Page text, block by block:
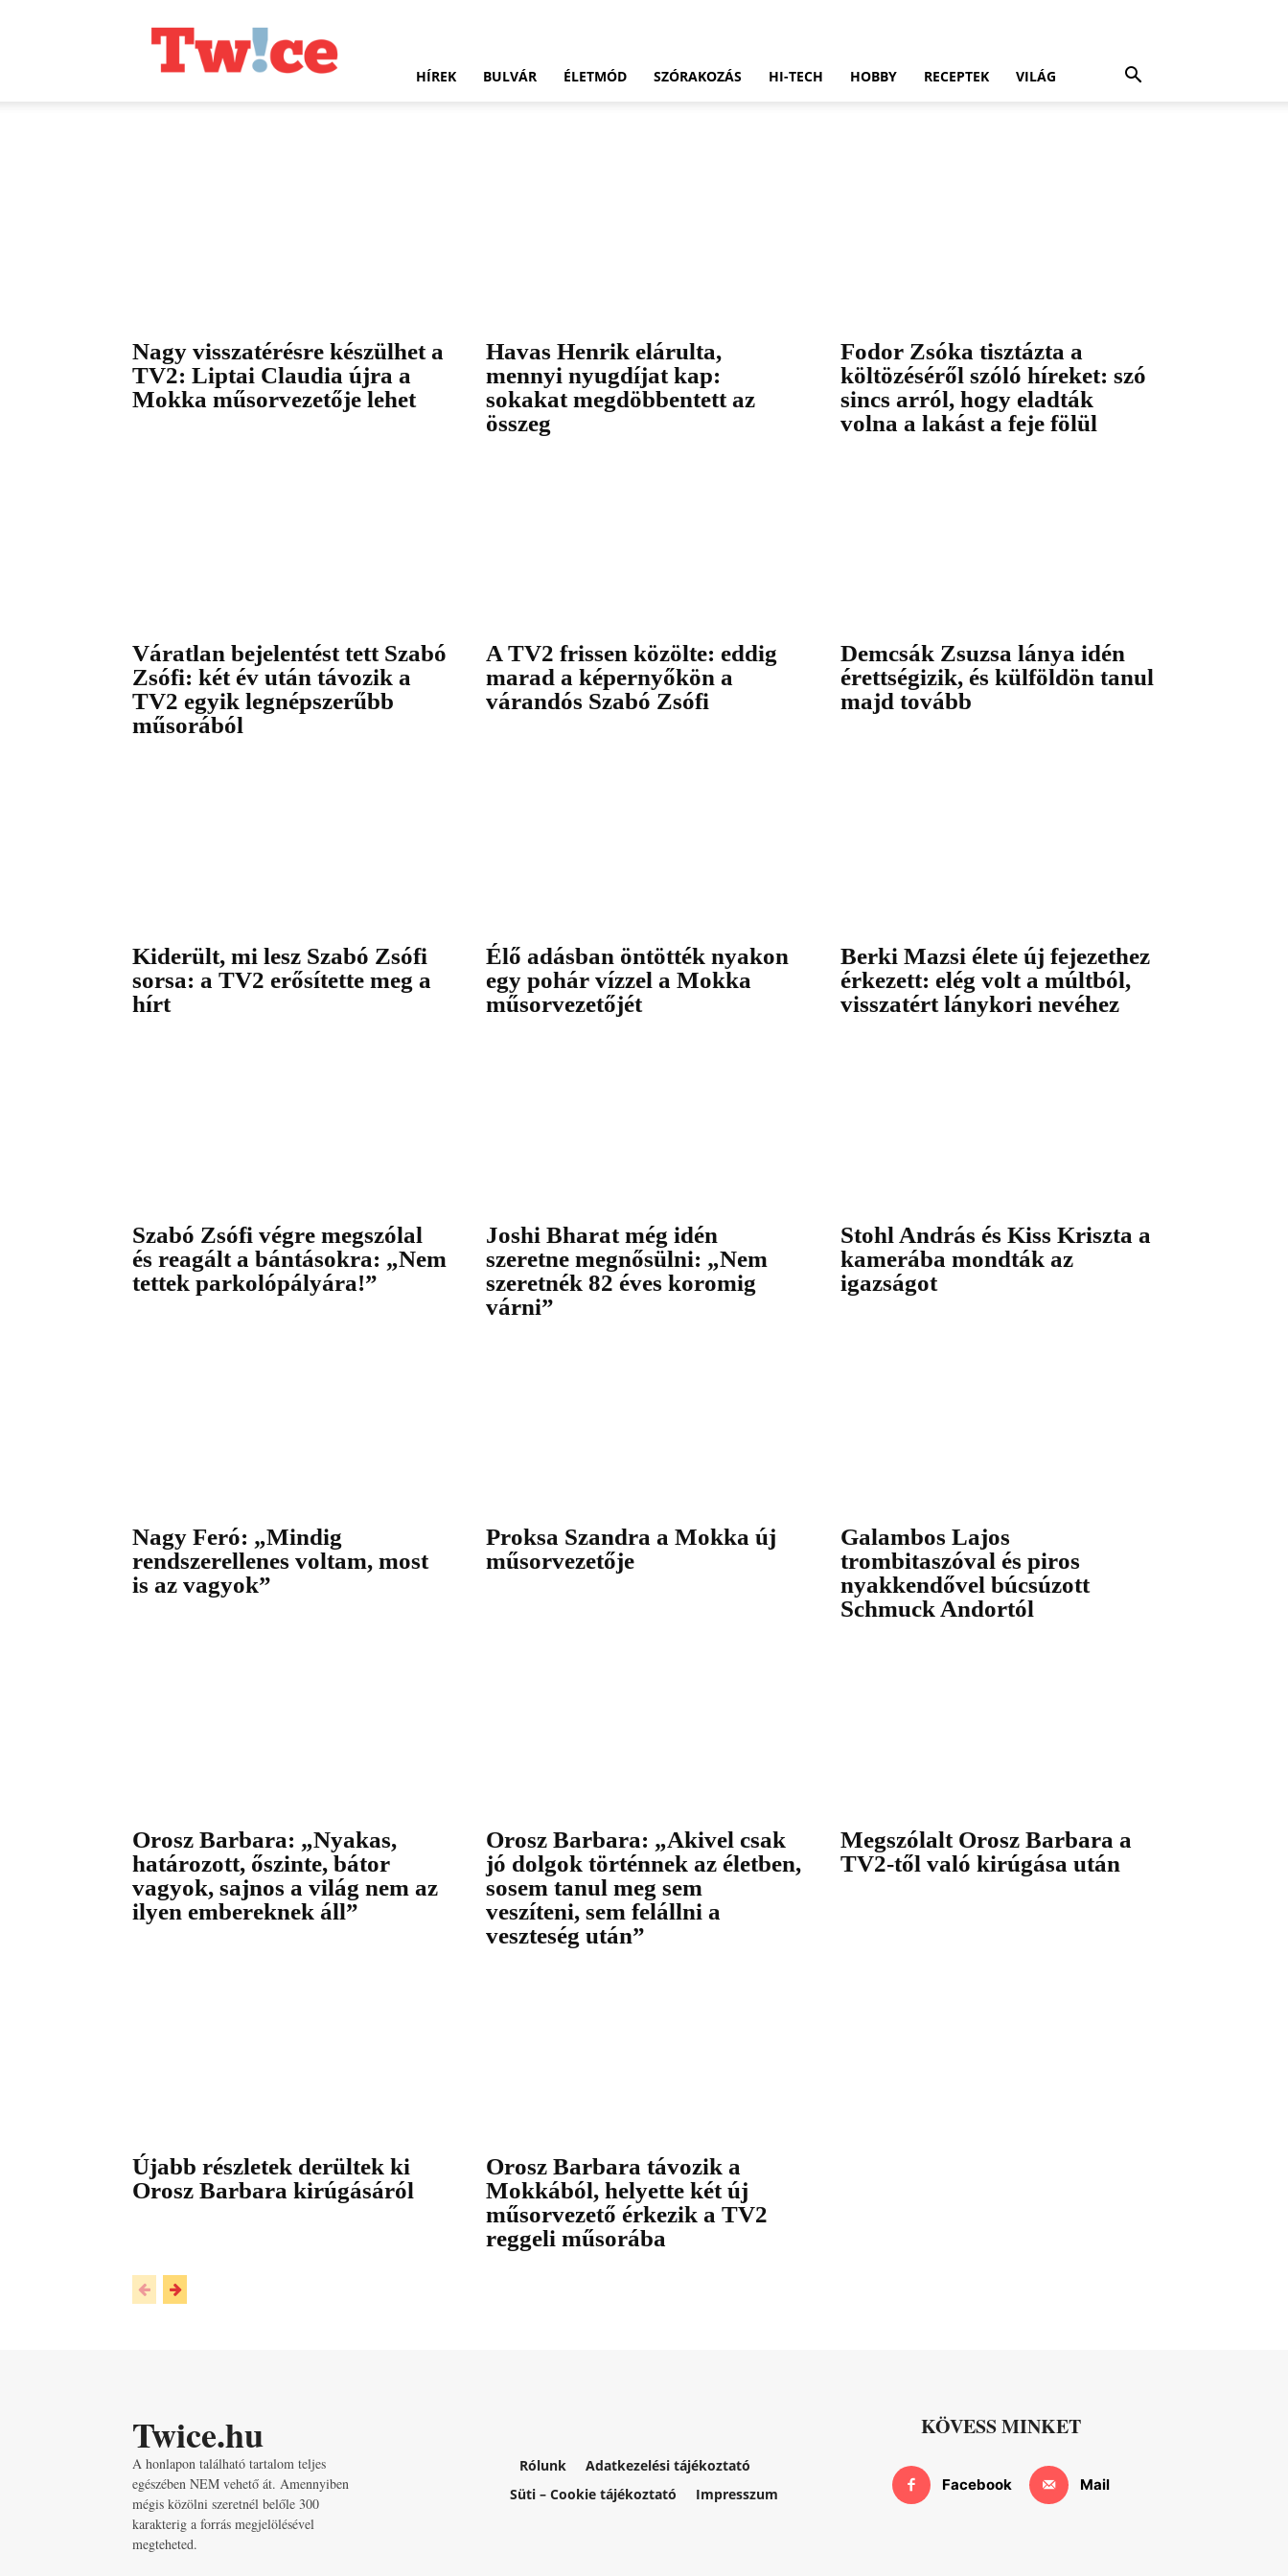
HÍREK BULVÁR ÉLETMÓD SZÓRAKOZÁS HI-TECH HOBBY RECEPTEK VILÁG
Nagy visszatérésre készülhet a
TV2: Liptai Claudia újra a
Mokka műsorvezetője lehet
Havas Henrik elárulta,
mennyi nyugdíjat kap:
sokakat megdöbbentett az
összeg
Fodor Zsóka tisztázta a
költözéséről szóló híreket: szó
sincs arról, hogy eladták
volna a lakást a feje fölül
Váratlan bejelentést tett Szabó
Zsófi: két év után távozik a
TV2 egyik legnépszerűbb
műsorából
A TV2 frissen közölte: eddig
marad a képernyőkön a
várandós Szabó Zsófi
Demcsák Zsuzsa lánya idén
érettségizik, és külföldön tanul
majd tovább
Kiderült, mi lesz Szabó Zsófi
sorsa: a TV2 erősítette meg a
hírt
Élő adásban öntötték nyakon
egy pohár vízzel a Mokka
műsorvezetőjét
Berki Mazsi élete új fejezethez
érkezett: elég volt a múltból,
visszatért lánykori nevéhez
Szabó Zsófi végre megszólal
és reagált a bántásokra: „Nem
tettek parkolópályára!”
Joshi Bharat még idén
szeretne megnősülni: „Nem
szeretnék 82 éves koromig
várni”
Stohl András és Kiss Kriszta a
kamerába mondták az
igazságot
Nagy Feró: „Mindig
rendszerellenes voltam, most
is az vagyok”
Proksa Szandra a Mokka új
műsorvezetője
Galambos Lajos
trombitaszóval és piros
nyakkendővel búcsúzott
Schmuck Andortól
Orosz Barbara: „Nyakas,
határozott, őszinte, bátor
vagyok, sajnos a világ nem az
ilyen embereknek áll”
Orosz Barbara: „Akivel csak
jó dolgok történnek az életben,
sosem tanul meg sem
veszíteni, sem felállni a
veszteség után”
Megszólalt Orosz Barbara a
TV2-től való kirúgása után
Újabb részletek derültek ki
Orosz Barbara kirúgásáról
Orosz Barbara távozik a
Mokkából, helyette két új
műsorvezető érkezik a TV2
reggeli műsorába
Twice.hu
A honlapon található tartalom teljes
egészében NEM vehető át. Amennyiben
mégis közölni szeretnél belőle 300
karakterig a forrás megjelölésével
megteheted.
Rólunk
Adatkezelési tájékoztató
Süti – Cookie tájékoztató
Impresszum
KÖVESS MINKET
Facebook Mail